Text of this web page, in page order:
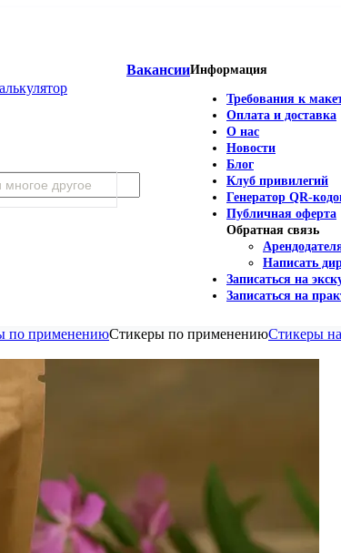
ВакансииИнформация
Требования к
Оплата и доставка
О нас
Новости
Блог
Клуб привилегий
Генератор QR-
Публичная оферта
Обратная связь
Написать
Записаться на
Записаться на
по применениюСтикеры по применениюСтикеры